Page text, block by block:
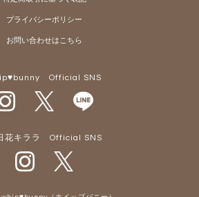
プライバシーポリシー
お問い合わせはこちら
Official SNS
花キララ Official SNS